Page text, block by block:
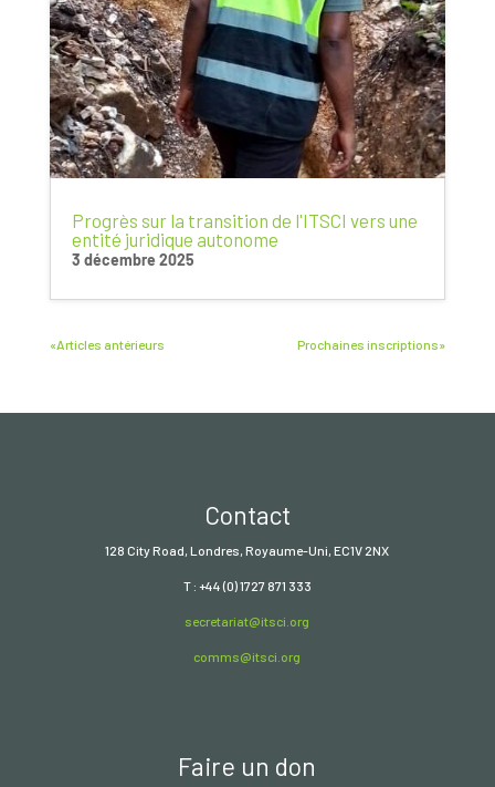
Progrès sur la transition de l'ITSCI vers une
entité juridique autonome
3 décembre 2025
«Articles antérieurs Prochaines inscriptions»
Contact
128 City Road, Londres, Royaume-Uni, EC1V 2NX
T : +44 (0) 1727 871 333
secretariat@itsci.org
comms@itsci.org
Faire un don